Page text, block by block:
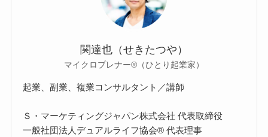
関達也（せきたつや）
マイクロプレナー®（ひとり起業家）
起業、副業、複業コンサルタント／講師
Ｓ・マーケティングジャパン株式会社 代表取締役
一般社団法人デュアルライフ協会® 代表理事